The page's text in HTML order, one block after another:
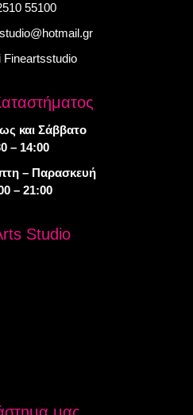
55100
Fineartsstudio
και Σάββατο
– 14:00
– Παρασκευή
– 21:00
Studio